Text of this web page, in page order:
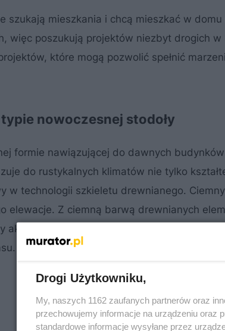
szukają mieszkania i chcą mieszkać w
więc poszukują projektów niezbyt drogich
które mogą pozwolić spełnić
nowoczesnej stodoły
formie nawiązującej do dawnych
do rustykalnych klimatów nie tylko
w technologii szkieletu drewnianego.
elewacje. Z ciemną barwą drewnianych
akcenty z jasnego drewna w postaci
Zresztą taras jest w tym domu również
Drogi Użytkowniku,
My, naszych 1162 zaufanych partnerów oraz
przechowujemy informacje na urządzeniu oraz
standardowe informacje wysyłane przez